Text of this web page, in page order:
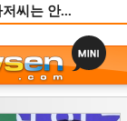
씨는 안...